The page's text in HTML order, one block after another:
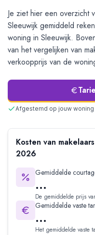
Je ziet hier een overzicht
Sleeuwijk gemiddeld
woning in Sleeuwijk.
van het vergelijken van
verkoopprijs van de
Afgestemd op jouw woning
Kosten van
2026
Gemiddelde
...
De gemiddelde prijs
Gemiddelde vaste
...
Het gemiddelde vaste